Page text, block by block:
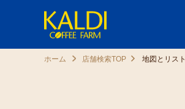
ホーム 店舗検索TOP 地図とリスト